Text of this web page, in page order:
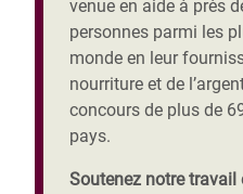
venue en aide à près
personnes parmi les
monde en leur
nourriture et de
concours de plus de
pays.
Soutenez notre